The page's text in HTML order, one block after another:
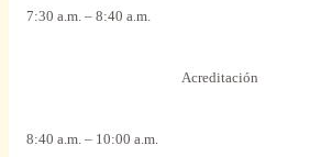
7:30 a.m. – 8:40 a.m.
Acreditación
8:40 a.m. – 10:00 a.m.